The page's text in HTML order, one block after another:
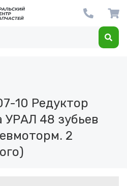
10 Редуктор
УРАЛ 48 зубьев
2